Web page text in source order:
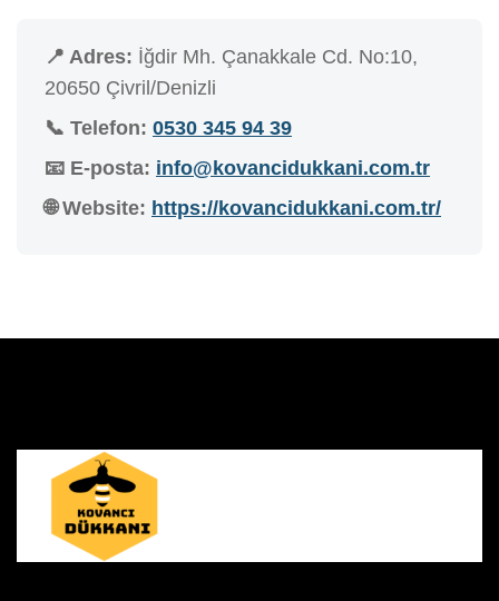
📍 Adres: İğdir Mh. Çanakkale Cd. No:10,
20650 Çivril/Denizli
📞 Telefon: 0530 345 94 39
📧 E-posta: info@kovancidukkani.com.tr
🌐 Website: https://kovancidukkani.com.tr/